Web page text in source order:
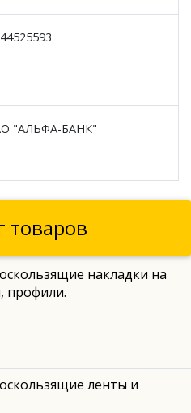
"АЛЬФА-БАНК"
товаров
накладки на
профили.
ленты и